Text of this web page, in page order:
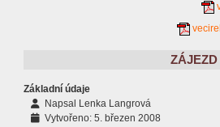
Základní údaje
Napsal Lenka Langrová
Vytvořeno: 5. březen 2008